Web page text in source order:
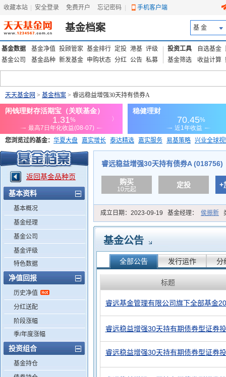
收藏本站 安全登录 免费开户 忘记密码 手机客户端
基金档案 基 金
基金数据 基金净值 投顾管家 基金排行 定投 港基 评级
基金公司
基金品种 新发基金 申购状态 分红 公告 私募
投资工具 自选基金
基金筛选
收益计算
天天基金网 > 基金档案 > 睿远稳益增强30天持有债券A
您浏览过的基金： 华夏大盘 嘉实增长 泰达精选 嘉实服务 易基策略 兴业全球
添富优势 华安宏利 上证180价值ETF
返回基金品种页
基本资料
基本概况
基金经理
基金公司
基金评级
特色数据
净值回报
历史净值
分红送配
阶段涨幅
季/年度涨幅
投资组合
基金持仓
睿远稳益增强30天持有债券A (018756)
购买
10元起
定投 +
成立日期： 2023-09-19 基金经理： 侯振新
基金公告
全部公告 发行运作 分
标题
睿远基金管理有限公司旗下全部基金
睿远稳益增强30天持有期债券型证券
睿远稳益增强30天持有期债券型证券